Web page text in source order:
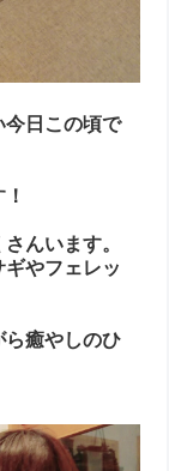
今日この頃で
んいます。
やフェレッ
ら癒やしのひ